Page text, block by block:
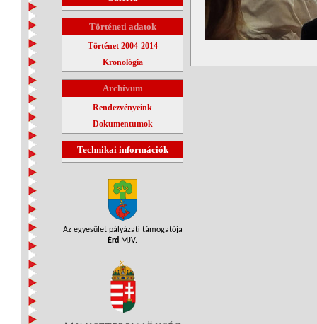
Történeti adatok
Történet 2004-2014
Kronológia
Archívum
Rendezvényeink
Dokumentumok
Technikai információk
Az egyesület pályázati támogatója
Érd MJV.